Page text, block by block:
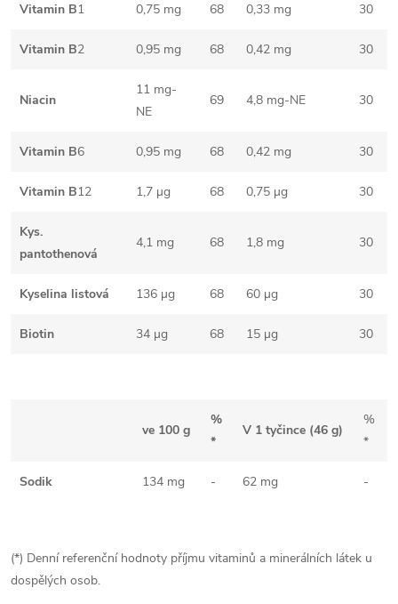
Vitamin B1 0,75 mg 68 0,33 mg 30
Vitamin B2 0,95 mg 68 0,42 mg 30
Niacin
11 mg-
NE
69 4,8 mg-NE 30
Vitamin B6 0,95 mg 68 0,42 mg 30
Vitamin B12 1,7 µg 68 0,75 µg 30
Kys.
pantothenová
4,1 mg 68 1,8 mg 30
Kyselina listová 136 µg 68 60 µg 30
Biotin 34 µg 68 15 µg 30
ve 100 g
%
*
V 1 tyčince (46 g)
%
*
Sodik 134 mg - 62 mg -
(*) Denní referenční hodnoty příjmu vitaminů a minerálních látek u
dospělých osob.